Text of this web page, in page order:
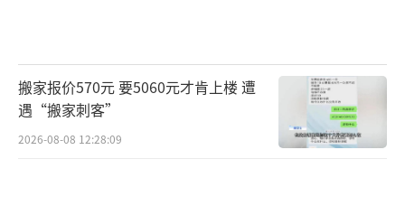
搬家报价570元 要5060元才肯上楼 遭
遇“搬家刺客”
2026-08-08 12:28:09